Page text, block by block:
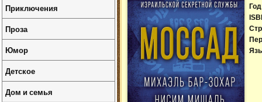
Приключения
Проза
Юмор
Детское
Дом и семья